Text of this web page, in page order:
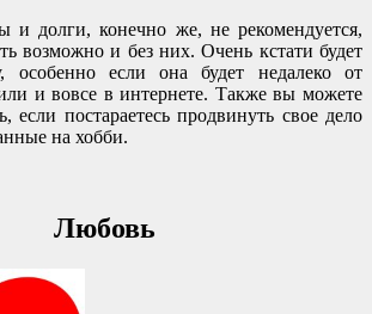
и долги, конечно же, не рекомендуется,
возможно и без них. Очень кстати будет
особенно если она будет недалеко от
и вовсе в интернете. Также вы можете
если постараетесь продвинуть свое дело
на хобби.
Любовь